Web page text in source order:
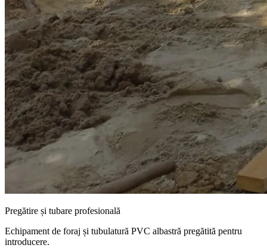
Pregătire și tubare profesională
Echipament de foraj și tubulatură PVC albastră pregătită pentru
introducere.